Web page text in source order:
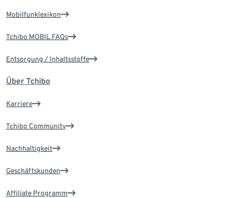
Mobilfunklexikon
Tchibo MOBIL FAQs
Entsorgung / Inhaltsstoffe
Über Tchibo
Karriere
Tchibo Community
Nachhaltigkeit
Geschäftskunden
Affiliate Programm